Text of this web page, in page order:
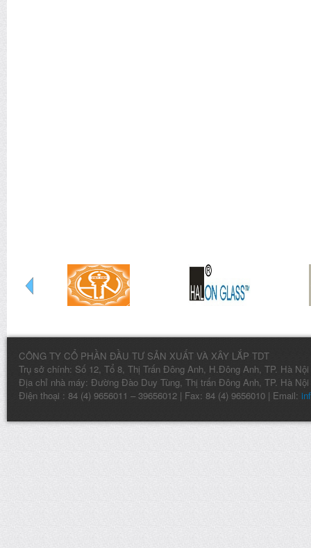
CÔNG TY CỔ PHẦN ĐẦU TƯ SẢN XUẤT VÀ XÂY LẮP TDT
Trụ sở chính: Số 12, Tổ 8, Thị Trấn Đông Anh, H.Đông Anh, TP. Hà Nội
Địa chỉ nhà máy: Đường Đào Duy Tùng, Thị trấn Đông Anh, TP. Hà Nội
Điện thoại : 84 (4) 9656011 – 39656012 | Fax: 84 (4) 9656010 | Email: